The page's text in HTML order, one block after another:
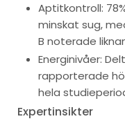
Aptitkontroll:
minskat sug,
B noterade
Energinivåer:
rapporterade
hela
Expertinsikter